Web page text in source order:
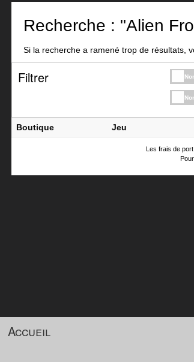
Recherche : "Alien
Si la recherche a ramené trop de résultats,
Filtrer
Boutique Jeu
Les frais de
Accueil